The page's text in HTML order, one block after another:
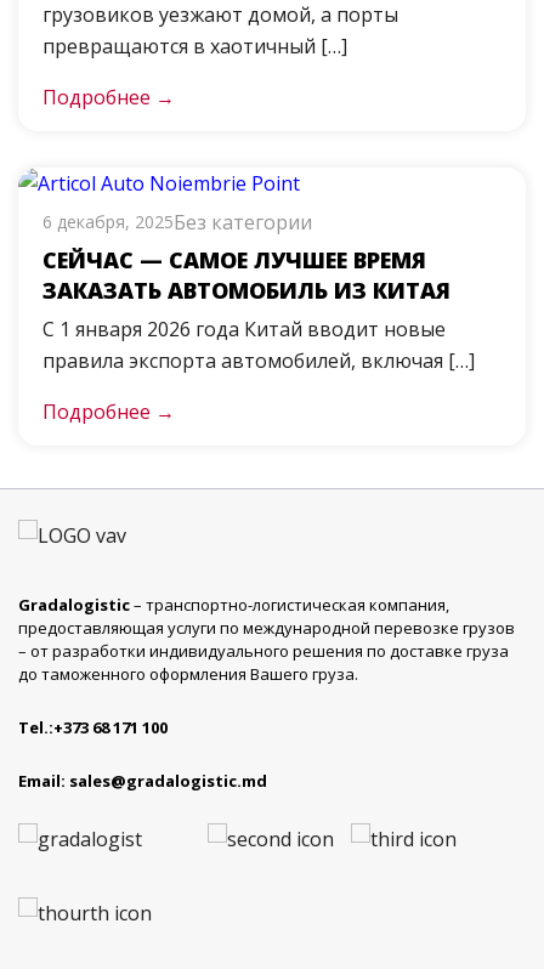
грузовиков уезжают домой, а порты
превращаются в хаотичный […]
Подробнее →
6 декабря, 2025Без категории
СЕЙЧАС — САМОЕ ЛУЧШЕЕ ВРЕМЯ
ЗАКАЗАТЬ АВТОМОБИЛЬ ИЗ КИТАЯ
С 1 января 2026 года Китай вводит новые
правила экспорта автомобилей, включая […]
Подробнее →
Gradalogistic– транспортно-логистическая компания,
предоставляющая услуги по международной перевозке грузов
– от разработки индивидуального решения по доставке груза
до таможенного оформления Вашего груза.
Tel.:+373 68 171 100
Email: sales@gradalogistic.md